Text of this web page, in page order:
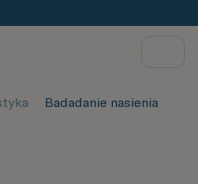
Badadanie nasienia